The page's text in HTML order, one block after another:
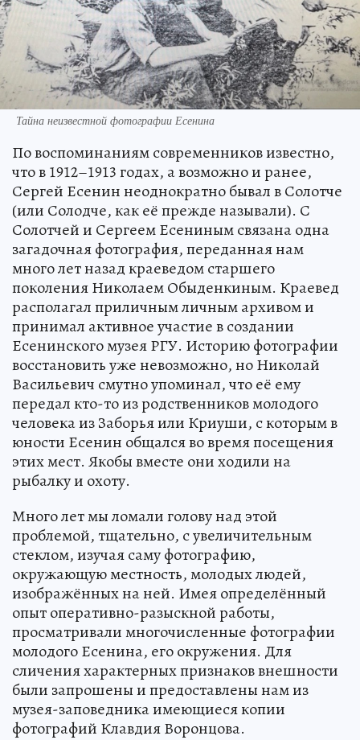
Тайна неизвестной фотографии Есенина
По воспоминаниям современников известно,
что в 1912–1913 годах, а возможно и ранее,
Сергей Есенин неоднократно бывал в Солотче
(или Солодче, как её прежде называли). С
Солотчей и Сергеем Есениным связана одна
загадочная фотография, переданная нам
много лет назад краеведом старшего
поколения Николаем Обыденкиным. Краевед
располагал приличным личным архивом и
принимал активное участие в создании
Есенинского музея РГУ. Историю фотографии
восстановить уже невозможно, но Николай
Васильевич смутно упоминал, что её ему
передал кто-то из родственников молодого
человека из Заборья или Криуши, с которым в
юности Есенин общался во время посещения
этих мест. Якобы вместе они ходили на
рыбалку и охоту.
Много лет мы ломали голову над этой
проблемой, тщательно, с увеличительным
стеклом, изучая саму фотографию,
окружающую местность, молодых людей,
изображённых на ней. Имея определённый
опыт оперативно-разыскной работы,
просматривали многочисленные фотографии
молодого Есенина, его окружения. Для
сличения характерных признаков внешности
были запрошены и предоставлены нам из
музея-заповедника имеющиеся копии
фотографий Клавдия Воронцова.